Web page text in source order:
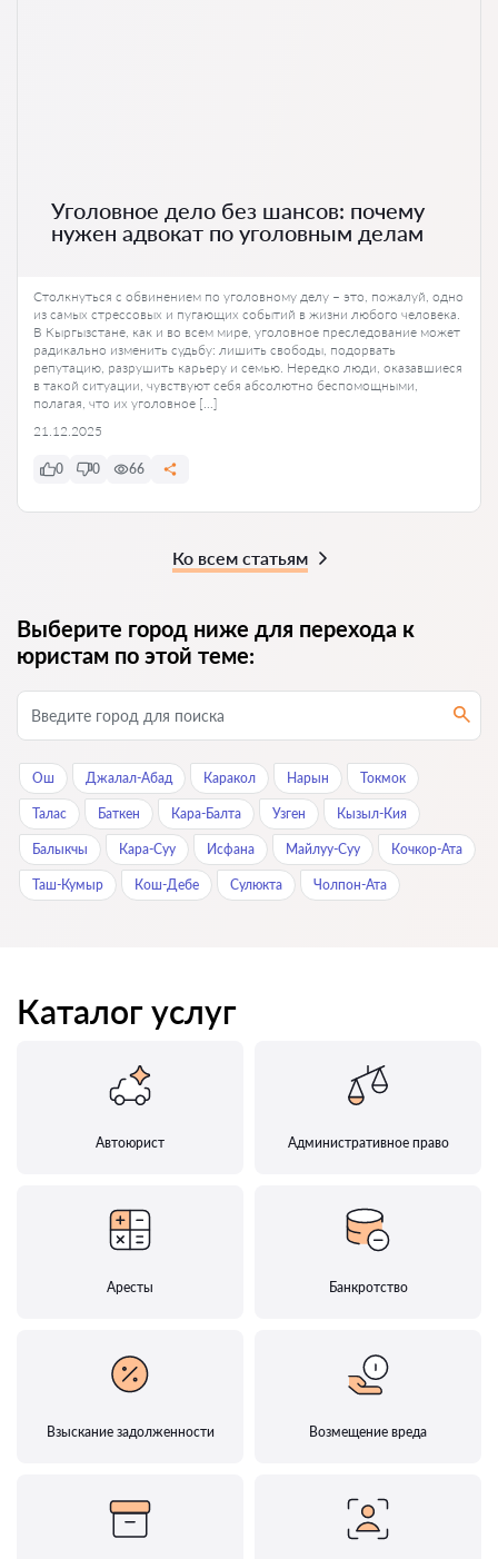
Уголовное дело без шансов: почему
нужен адвокат по уголовным делам
Столкнуться с обвинением по уголовному делу – это, пожалуй, одно
из самых стрессовых и пугающих событий в жизни любого человека.
В Кыргызстане, как и во всем мире, уголовное преследование может
радикально изменить судьбу: лишить свободы, подорвать
репутацию, разрушить карьеру и семью. Нередко люди, оказавшиеся
в такой ситуации, чувствуют себя абсолютно беспомощными,
полагая, что их уголовное […]
21.12.2025
0 0 66
Ко всем статьям
Выберите город ниже для перехода к
юристам по этой теме:
Ош Джалал-Абад Каракол Нарын Токмок
Талас Баткен Кара-Балта Узген Кызыл-Кия
Балыкчы Кара-Суу Исфана Майлуу-Суу Кочкор-Ата
Таш-Кумыр Кош-Дебе Сулюкта Чолпон-Ата
Каталог услуг
Автоюрист Административное право
Аресты Банкротство
Взыскание задолженности Возмещение вреда